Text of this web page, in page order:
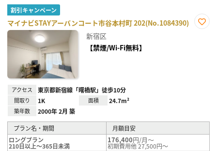
割引キャンペーン
マイナビSTAYアーバンコート市谷本村町 202(No.1084390)
新宿区
【禁煙/Wi-Fi無料】
アクセス 東京都新宿線「曙橋駅」徒歩10分
間取り 1K 面積 24.7m²
築年数 2000年 2月 築
プラン名・期間
月額目安
ロングプラン
210日以上～365日未満
176,400円/月～
初期費用他 27,500円～